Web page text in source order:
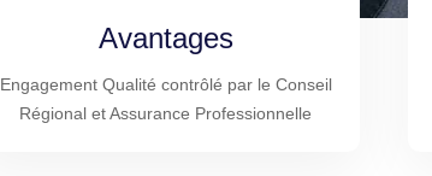
Avantages
Engagement Qualité contrôlé par le Conseil
Régional et Assurance Professionnelle